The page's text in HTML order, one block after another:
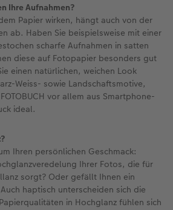
Ihre Aufnahmen?
Papier wirken, hängt auch von der
ab. Haben Sie beispielsweise mit einer
scharfe Aufnahmen in satten
diese auf Fotopapier besonders gut
einen natürlichen, weichen Look
Weiss- sowie Landschaftsmotive,
vor allem aus Smartphone-
ideal.
Ihren persönlichen Geschmack:
Ihrer Fotos, die für
sorgt? Oder gefällt Ihnen ein
haptisch unterscheiden sich die
in Hochglanz fühlen sich